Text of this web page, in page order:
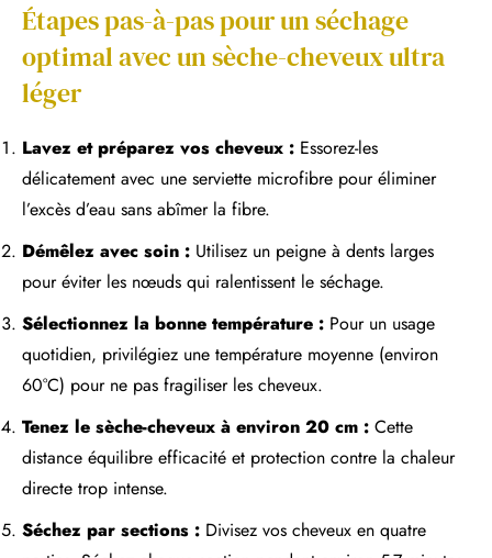
Étapes pas-à-pas pour un séchage
optimal avec un sèche-cheveux ultra
léger
Lavez et préparez vos cheveux : Essorez-les
délicatement avec une serviette microfibre pour éliminer
l’excès d’eau sans abîmer la fibre.
Démêlez avec soin : Utilisez un peigne à dents larges
pour éviter les nœuds qui ralentissent le séchage.
Sélectionnez la bonne température : Pour un usage
quotidien, privilégiez une température moyenne (environ
60°C) pour ne pas fragiliser les cheveux.
Tenez le sèche-cheveux à environ 20 cm : Cette
distance équilibre efficacité et protection contre la chaleur
directe trop intense.
Séchez par sections : Divisez vos cheveux en quatre